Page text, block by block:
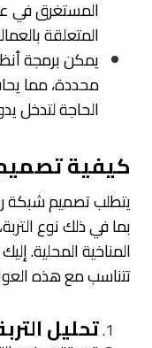
المستغرق في
المتعلقة
يمكن برمجة
محددة، مما
الحاجة لتدخل
كيفية
يتطلب تصميم شبكة
بما في ذلك نوع
المناخية المحلية.
تتناسب مع هذه
تحليل